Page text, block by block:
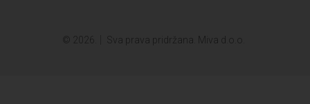
© 2026. Sva prava pridržana. Miva d.o.o.